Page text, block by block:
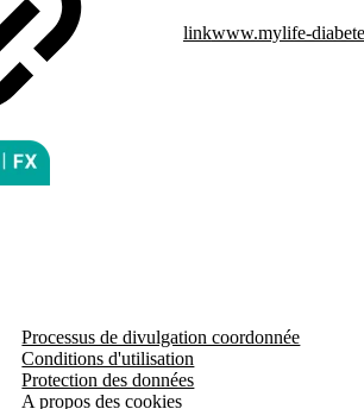
linkwww.mylife-
Processus de divulgation coordonnée
Conditions d'utilisation
Protection des données
A propos des cookies